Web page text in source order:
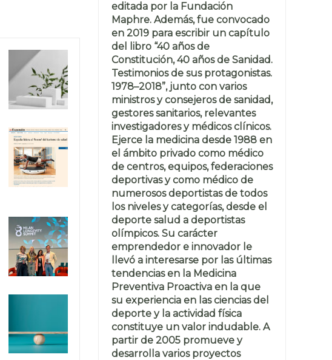
editada por la Fundación
Maphre. Además, fue convocado
en 2019 para escribir un capítulo
del libro “40 años de
Constitución, 40 años de Sanidad.
Testimonios de sus protagonistas.
1978–2018”, junto con varios
ministros y consejeros de sanidad,
gestores sanitarios, relevantes
investigadores y médicos clínicos.
Ejerce la medicina desde 1988 en
el ámbito privado como médico
de centros, equipos, federaciones
deportivas y como médico de
numerosos deportistas de todos
los niveles y categorías, desde el
deporte salud a deportistas
olímpicos. Su carácter
emprendedor e innovador le
llevó a interesarse por las últimas
tendencias en la Medicina
Preventiva Proactiva en la que
su experiencia en las ciencias del
deporte y la actividad física
constituye un valor indudable. A
partir de 2005 promueve y
desarrolla varios proyectos